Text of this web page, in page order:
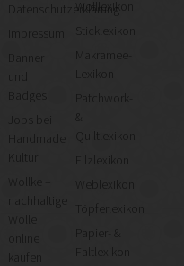
Datenschutzerklärung
Kultur
Wollke –
nachhaltige
kaufen
Wolllexikon
Sticklexikon
Makramee-
Lexikon
Patchwork-
&
Quiltlexikon
Weblexikon
Töpferlexikon
Papier- &
Faltlexikon